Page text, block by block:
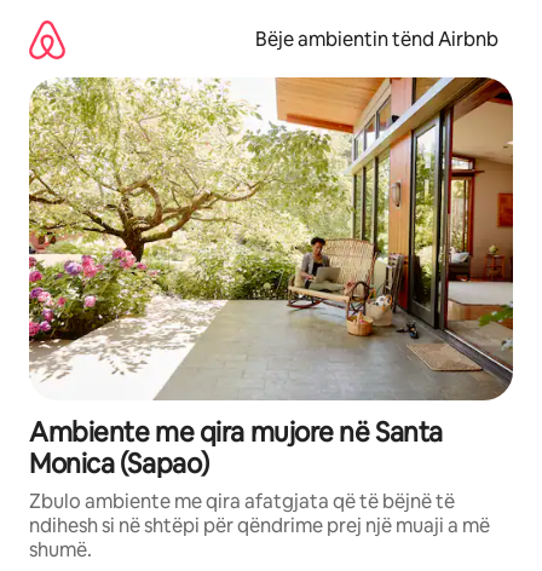
përmbajtja
Bëje ambientin tënd Airbnb
Ambiente me qira mujore në Santa
Monica (Sapao)
Zbulo ambiente me qira afatgjata që të bëjnë të
ndihesh si në shtëpi për qëndrime prej një muaji a më
shumë.